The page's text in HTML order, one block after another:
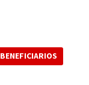
BENEFICIARIOS